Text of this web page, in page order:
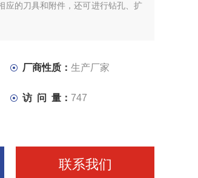
应的刀具和附件，还可进行钻孔、扩
厂商性质： 生产厂家
访 问 量： 747
联系我们